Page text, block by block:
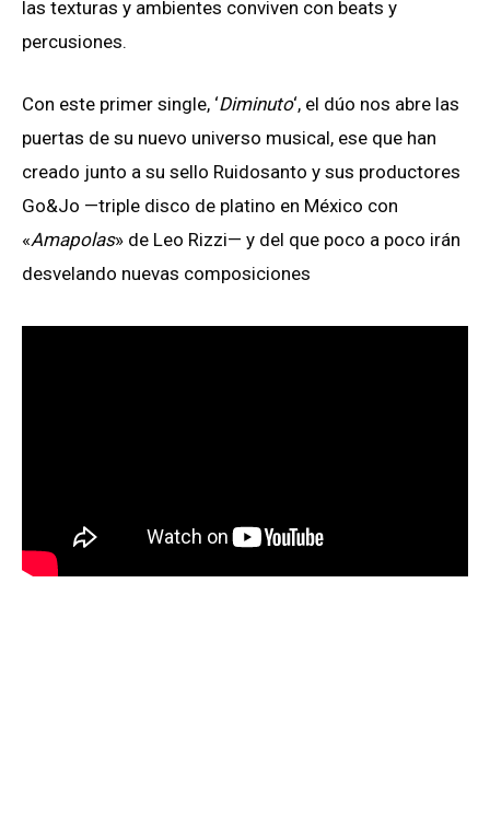
las texturas y ambientes conviven con beats y
percusiones.
Con este primer single, ‘Diminuto‘, el dúo nos abre las
puertas de su nuevo universo musical, ese que han
creado junto a su sello Ruidosanto y sus productores
Go&Jo —triple disco de platino en México con
«Amapolas» de Leo Rizzi— y del que poco a poco irán
desvelando nuevas composiciones